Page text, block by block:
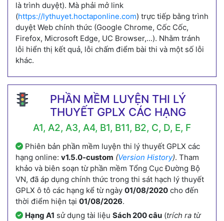
là trình duyệt). Mà phải mở link
(https://lythuyet.hoctaponline.com) trực tiếp bằng trình
duyệt Web chính thức (Google Chrome, Cốc Cốc,
Firefox, Microsoft Edge, UC Browser,...). Nhằm tránh
lỗi hiển thị kết quả, lỗi chấm điểm bài thi và một số lỗi
khác.
PHẦN MỀM LUYỆN THI LÝ
THUYẾT GPLX CÁC HẠNG
A1, A2, A3, A4, B1, B11, B2, C, D, E, F
Phiên bản phần mềm luyện thi lý thuyết GPLX các
hạng online: v1.5.0-custom (Version History). Tham
khảo và biên soạn từ phần mềm Tổng Cục Đường Bộ
VN, đã áp dụng chính thức trong thi sát hạch lý thuyết
GPLX ô tô các hạng kể từ ngày 01/08/2020 cho đến
thời điểm hiện tại 01/08/2026.
Hạng A1 sử dụng tài liệu Sách 200 câu (trích ra từ